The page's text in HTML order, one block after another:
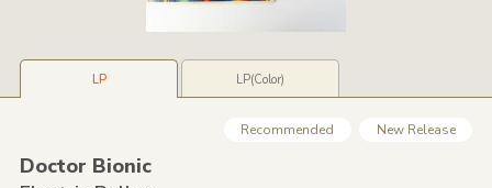
LP LP(Color)
Recommended New Release
Doctor Bionic